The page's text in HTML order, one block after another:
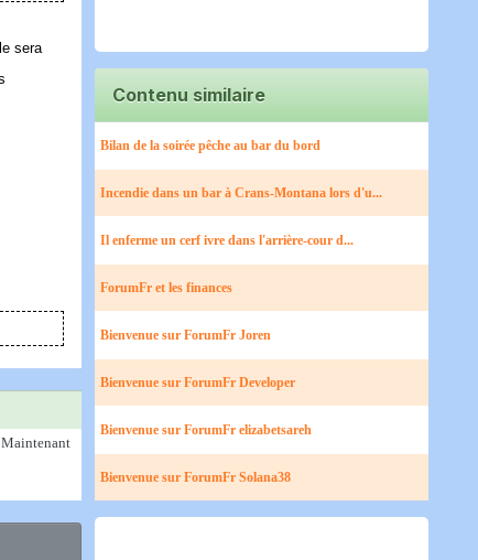
sera
Maintenant
Contenu similaire
Bilan de la soirée pêche au bar du bord​
Incendie dans un bar à Crans-Montana lors d'u...
Il enferme un cerf ivre dans l'arrière-cour d...
ForumFr et les finances
Bienvenue sur ForumFr Joren
Bienvenue sur ForumFr Developer
Bienvenue sur ForumFr elizabetsareh
Bienvenue sur ForumFr Solana38